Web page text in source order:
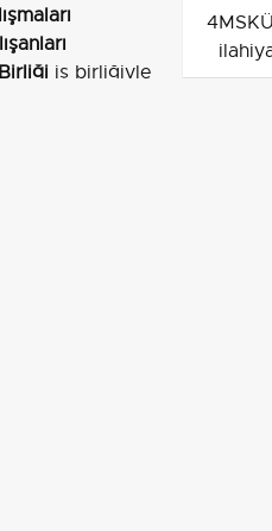
iş birliğiyle
4